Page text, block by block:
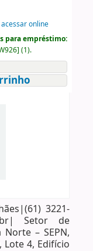
online
para empréstimo:
] (1).
3221-
Setor de
– SEPN,
Lote 4, Edifício